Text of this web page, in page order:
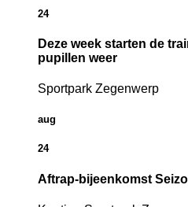
24
Deze week starten de
pupillen weer
Sportpark Zegenwerp
aug
24
Aftrap-bijeenkomst